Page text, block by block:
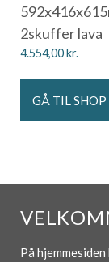
2skuffer lava
4.554,00kr.
GÅ TIL SHOP
På